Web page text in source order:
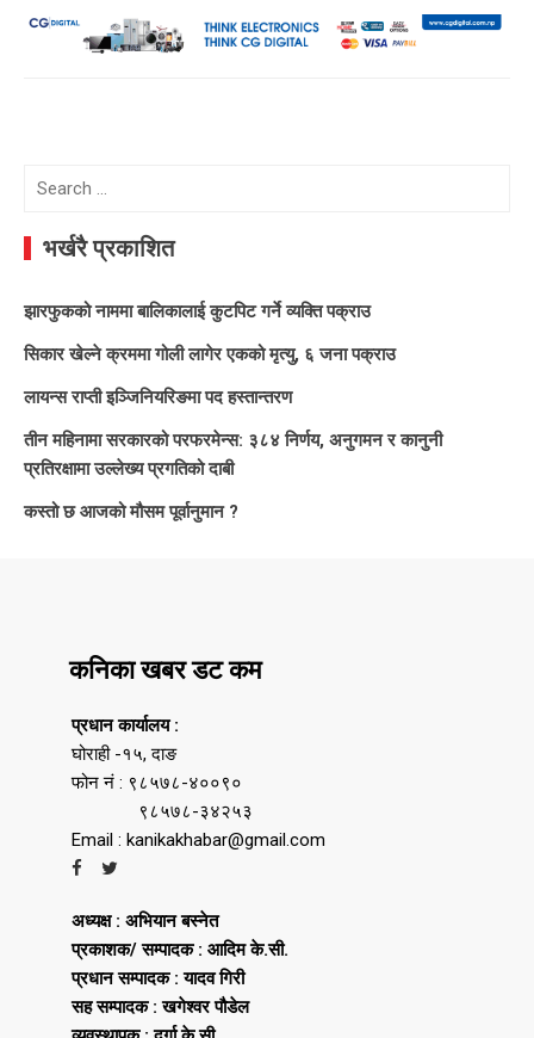
Search
भर्खरै प्रकाशित
झारफुकको नाममा बालिकालाई कुटपिट गर्ने व्यक्ति पक्राउ
सिकार खेल्ने क्रममा गोली लागेर एकको मृत्यु, ६ जना पक्राउ
लायन्स राप्ती इञ्जिनियरिङमा पद हस्तान्तरण
तीन महिनामा सरकारको परफरमेन्स: ३८४ निर्णय, अनुगमन र कानुनी
प्रतिरक्षामा उल्लेख्य प्रगतिको दाबी
कस्तो छ आजको मौसम पूर्वानुमान ?
कनिका खबर डट कम
प्रधान कार्यालय :
घोराही -१५, दाङ
फोन नं : ९८५७८-४००९०
९८५७८-३४२५३
Email : kanikakhabar@gmail.com
अध्यक्ष : अभियान बस्नेत
प्रकाशक/ सम्पादक : आदिम के.सी.
प्रधान सम्पादक : यादव गिरी
सह सम्पादक : खगेश्वर पौडेल